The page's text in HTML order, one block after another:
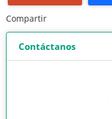
Compartir
Contáctanos